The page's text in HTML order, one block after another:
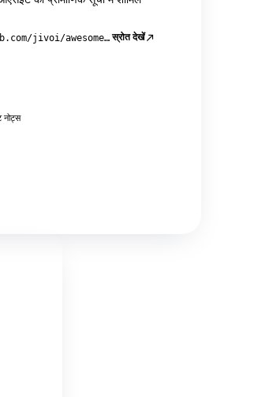
github.com/jivoi/awesome-osint स्रोत देखें
नोट्स